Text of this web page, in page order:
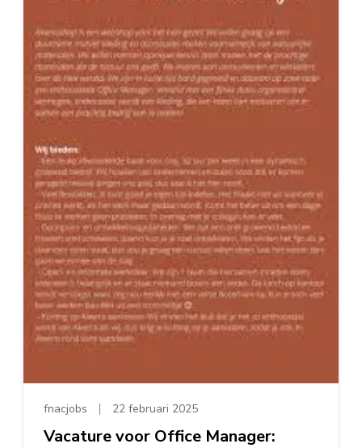
fnacjobs 22 februari 2025
Vacature voor Office Manager: